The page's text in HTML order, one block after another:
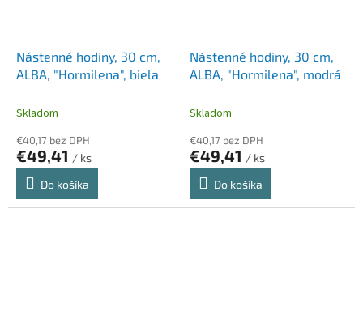
Nástenné hodiny, 30 cm,
ALBA, "Hormilena", biela
Skladom
€40,17 bez DPH
€49,41 / ks
Do košíka
Nástenné hodiny, 30 cm,
ALBA, "Hormilena", modrá
Skladom
€40,17 bez DPH
€49,41 / ks
Do košíka